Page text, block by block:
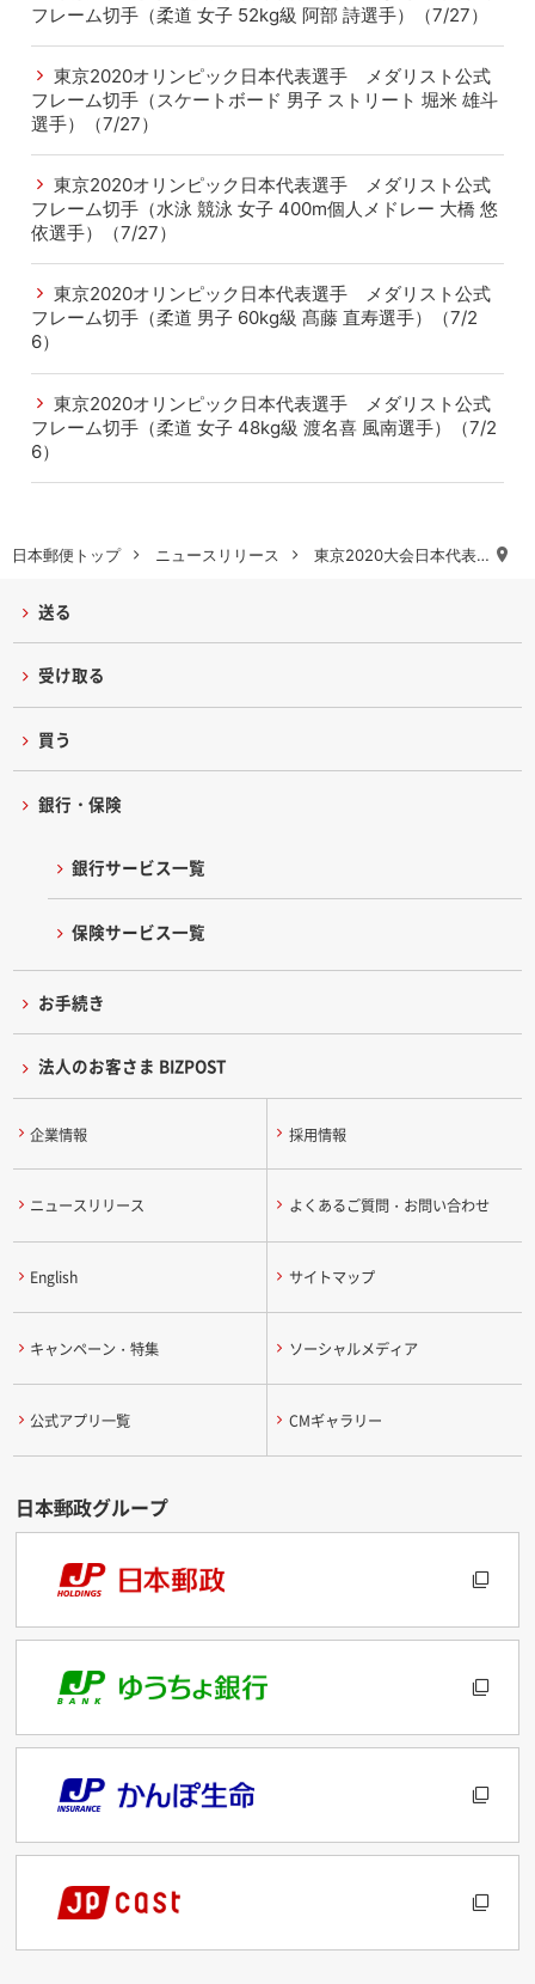
日本郵便トップ ニュースリリース 東京2020大会日本代表…
フレーム切手（柔道 女子 52kg級 阿部 詩選手）（7/27）
東京2020オリンピック日本代表選手 メダリスト公式
フレーム切手（スケートボード 男子 ストリート 堀米 雄斗
選手）（7/27）
東京2020オリンピック日本代表選手 メダリスト公式
フレーム切手（水泳 競泳 女子 400m個人メドレー 大橋 悠
依選手）（7/27）
東京2020オリンピック日本代表選手 メダリスト公式
フレーム切手（柔道 男子 60kg級 髙藤 直寿選手）（7/2
6）
東京2020オリンピック日本代表選手 メダリスト公式
フレーム切手（柔道 女子 48kg級 渡名喜 風南選手）（7/2
6）
送る
受け取る
買う
銀行・保険
銀行サービス一覧
保険サービス一覧
お手続き
法人のお客さま BIZPOST
企業情報 採用情報
ニュースリリース よくあるご質問・お問い合わせ
English サイトマップ
キャンペーン・特集 ソーシャルメディア
公式アプリ一覧 CMギャラリー